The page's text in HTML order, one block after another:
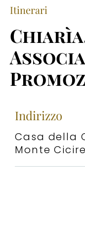
Itinerari
Indirizzo
Casa della
Monte